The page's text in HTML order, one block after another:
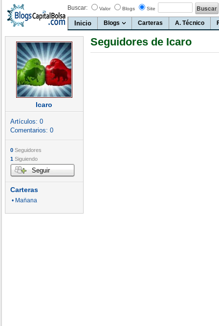
Buscar: Valor Blogs Site
Inicio Blogs Carteras A. Técnico
Icaro
Artículos: 0
Comentarios: 0
0 Seguidores
1 Siguiendo
Seguir
Carteras
• Mañana
Seguidores de Icaro